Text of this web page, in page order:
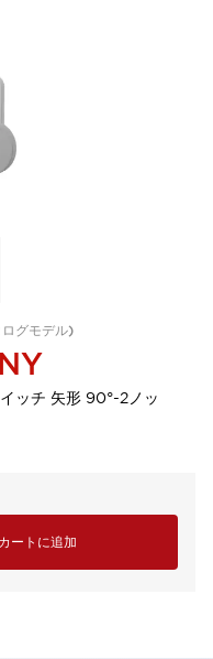
グモデル)
ッチ 矢形 90°-2ノッ
カートに追加